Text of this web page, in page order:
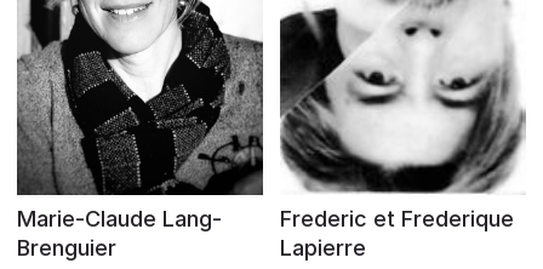
Marie-Claude Lang-
Brenguier
Frederic et Frederique
Lapierre